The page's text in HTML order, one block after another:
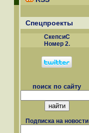
Спецпроекты
СкепсиС
Номер 2.
поиск по сайту
Подписка на новости